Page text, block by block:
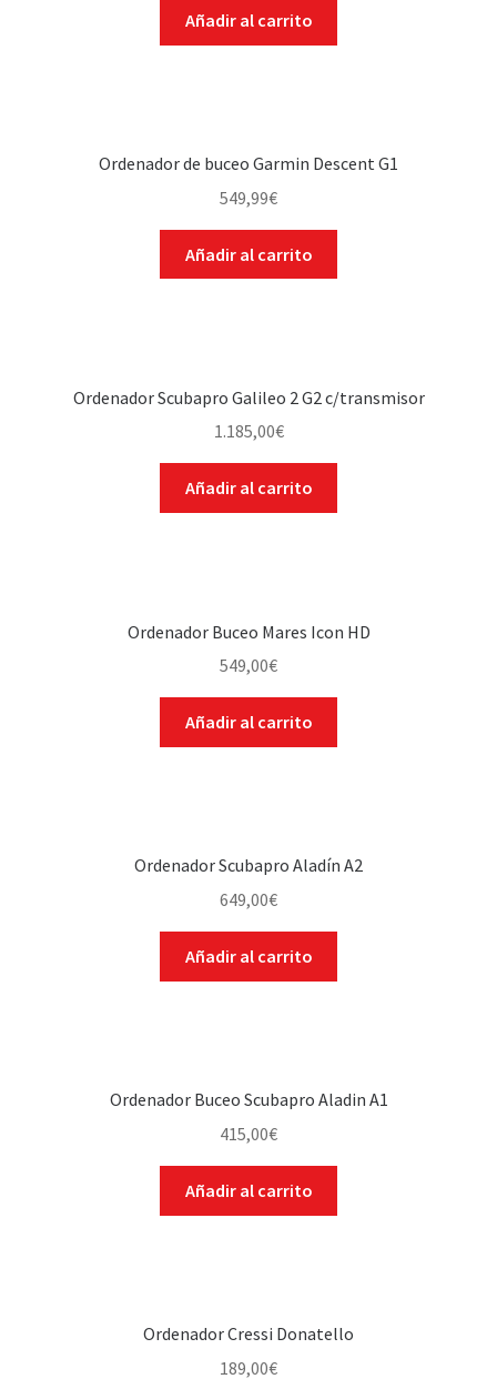
Añadir al carrito
Ordenador de buceo Garmin Descent G1
549,99€
Añadir al carrito
Ordenador Scubapro Galileo 2 G2 c/transmisor
1.185,00€
Añadir al carrito
Ordenador Buceo Mares Icon HD
549,00€
Añadir al carrito
Ordenador Scubapro Aladín A2
649,00€
Añadir al carrito
Ordenador Buceo Scubapro Aladin A1
415,00€
Añadir al carrito
Ordenador Cressi Donatello
189,00€